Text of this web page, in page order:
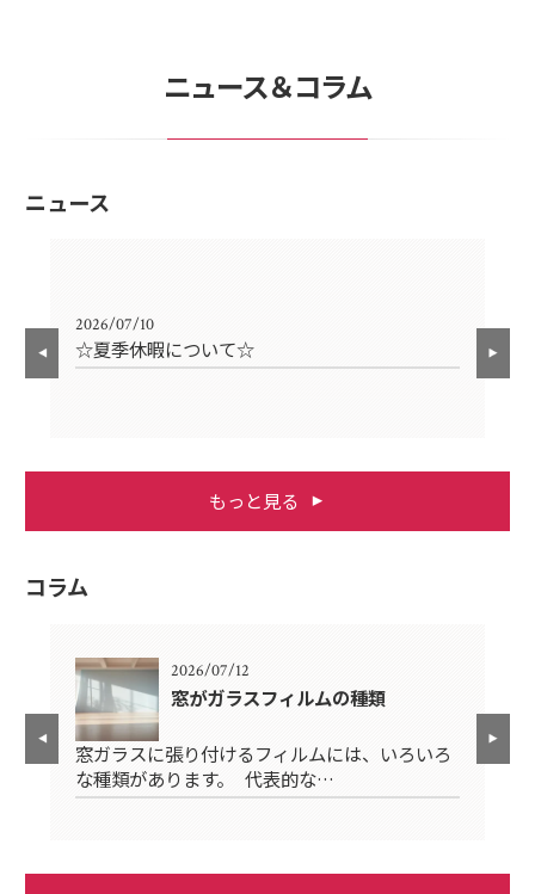
ニュース＆コラム
ニュース
2026/07/10
☆夏季休暇について☆
もっと見る
コラム
2026/07/12
窓がガラスフィルムの種類
窓ガラスに張り付けるフィルムには、いろいろ
な種類があります。 代表的な…